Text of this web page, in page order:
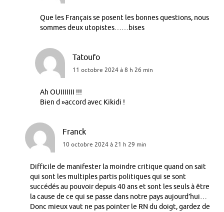
Que les Français se posent les bonnes questions, nous
sommes deux utopistes……bises
Tatoufo
11 octobre 2024 à 8 h 26 min
Ah OUIIIIIII !!!
Bien d »accord avec Kikidi !
Franck
10 octobre 2024 à 21 h 29 min
Difficile de manifester la moindre critique quand on sait
qui sont les multiples partis politiques qui se sont
succédés au pouvoir depuis 40 ans et sont les seuls à être
la cause de ce qui se passe dans notre pays aujourd’hui…
Donc mieux vaut ne pas pointer le RN du doigt, gardez de